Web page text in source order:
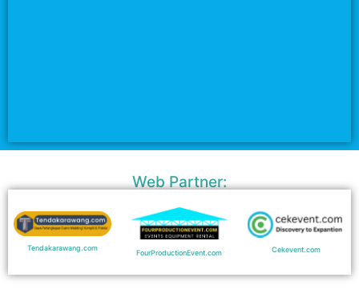
Web Partner:
Tendakarawang.com FourProductionEvent.com Cekevent.com